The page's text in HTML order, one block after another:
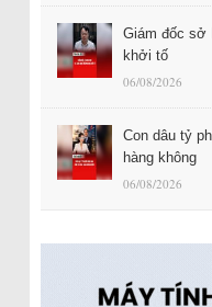
Giám đốc sở
khởi tố
06/08/2026
Con dâu tỷ
hàng không
06/08/2026